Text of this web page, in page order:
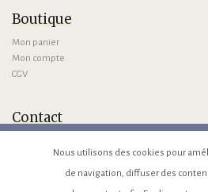
Boutique
Mon panier
Mon compte
CGV
Contact
Venir avec GMaps
Venir avec Waze
Nous utilisons des cookies pour
de navigation, diffuser des